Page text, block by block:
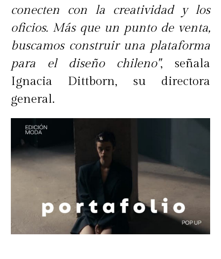
conecten con la creatividad y los
oficios. Más que un punto de venta,
buscamos construir una plataforma
para el diseño chileno", señala
Ignacia Dittborn, su directora
general.